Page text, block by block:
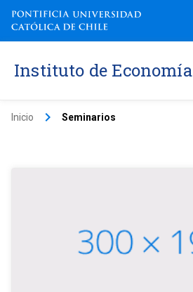
Instituto de Economía
Inicio keyboard_arrow_right Seminarios